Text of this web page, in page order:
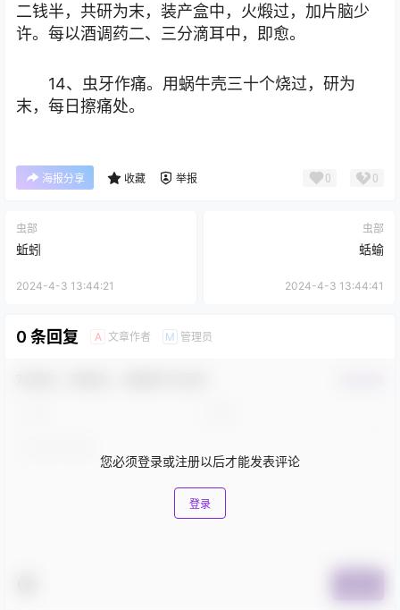
二钱半，共研为末，装产盒中，火煅过，加片脑少
许。每以酒调药二、三分滴耳中，即愈。
14、虫牙作痛。用蜗牛壳三十个烧过，研为
末，每日擦痛处。
海报分享 收藏 举报 0 0
虫部
蚯蚓
2024-4-3 13:44:21
虫部
蛞蝓
2024-4-3 13:44:41
0 条回复 A 文章作者 M 管理员
您必须登录或注册以后才能发表评论
登录